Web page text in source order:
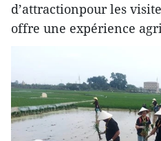
d’attractionpour les
offre une expérience